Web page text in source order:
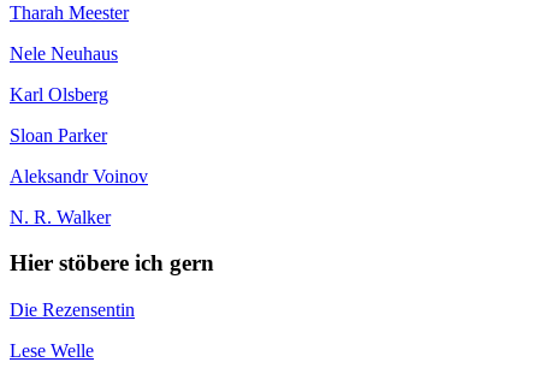
Tharah Meester
Nele Neuhaus
Karl Olsberg
Sloan Parker
Aleksandr Voinov
N. R. Walker
Hier stöbere ich gern
Die Rezensentin
Lese Welle